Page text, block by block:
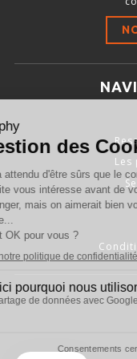
Stimulation-
ACTIVITÉ
COORDINATION ET
INTERACTION SOCIALE
RYTHMES CIRCADIENS
DÉVELOPPEMENTS À
PORTIQUES &
ASPIRATEURS ET
ÉVAPORATEURS
Les